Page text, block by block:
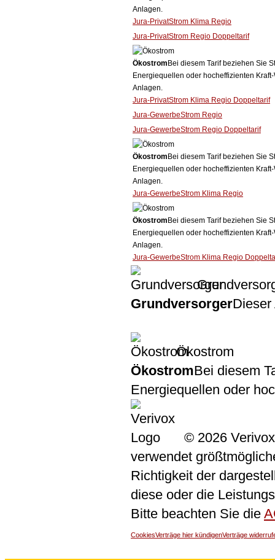
Anlagen.
Jura-PrivatStrom Klima Regio
Jura-PrivatStrom Regio Doppeltarif
Ökostrom Bei diesem Tarif beziehen Sie
Energiequellen oder hocheffizienten
Anlagen.
Jura-PrivatStrom Klima Regio Doppeltarif
Jura-GewerbeStrom Regio
Jura-GewerbeStrom Regio Doppeltarif
Ökostrom Bei diesem Tarif beziehen Sie
Energiequellen oder hocheffizienten
Anlagen.
Jura-GewerbeStrom Klima Regio
Ökostrom Bei diesem Tarif beziehen Sie
Energiequellen oder hocheffizienten
Anlagen.
Jura-GewerbeStrom Klima Regio
GrundversorgerDieser
Ökostrom
ÖkostromBei diesem
Energiequellen oder
© 2026
verwendet
Richtigkeit der
diese oder die
Bitte beachten Sie die
CookiesVerträge hier kündigenVerträge